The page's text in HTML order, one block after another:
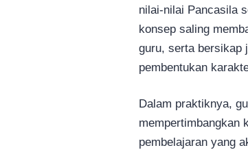
nilai-nilai Pancasila
konsep saling
guru, serta bersikap
pembentukan
Dalam praktiknya,
mempertimbangkan
pembelajaran yang